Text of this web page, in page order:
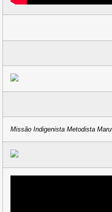
Missão Indigenista Metodista